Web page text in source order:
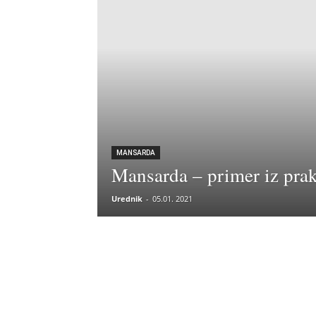
MANSARDA
Mansarda – primer iz
Urednik - 05.01. 2021